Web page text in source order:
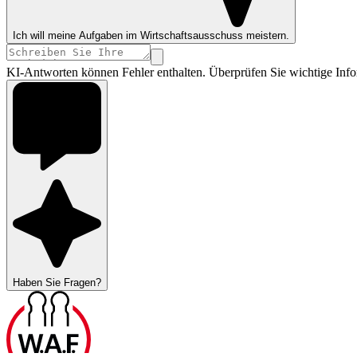
Ich will meine Aufgaben im Wirtschaftsausschuss meistern.
KI-Antworten können Fehler enthalten. Überprüfen Sie wichtige
Haben Sie Fragen?